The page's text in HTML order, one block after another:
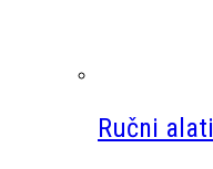
Ručni alati